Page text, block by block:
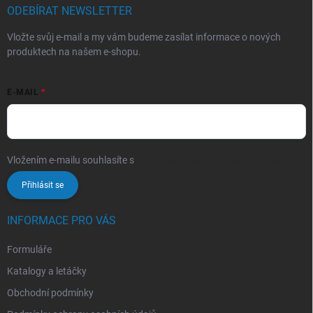
ODEBÍRAT NEWSLETTER
Vložte svůj e-mail a my vám budeme zasílat informace o nových
produktech na našem e-shopu.
E-MAIL
Vložením e-mailu souhlasíte s
Přihlásit se
INFORMACE PRO VÁS
Formuláře
Katalogy a letáčky
Obchodní podmínky